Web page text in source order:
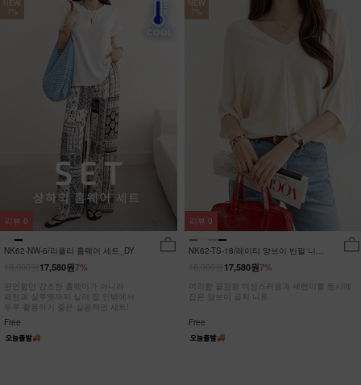
NEW
7%
NK62-NW-6/리플리 홈웨어 세트_DY
7%
17,580원
편안함만 강조한 홈웨어가 아니라
패턴과 실루엣까지 살려 집 안밖에서
두루 활용하기 좋은 실용적인 세트!
Free
리뷰 0
NEW
7%
NK62-TS-18/레이티 양브이 반팔 니트
7%
17,580원
여리함 끝판왕 여성스러움과 세련미를 동시에
잡은 양브이 골지 니트
Free
리뷰 0